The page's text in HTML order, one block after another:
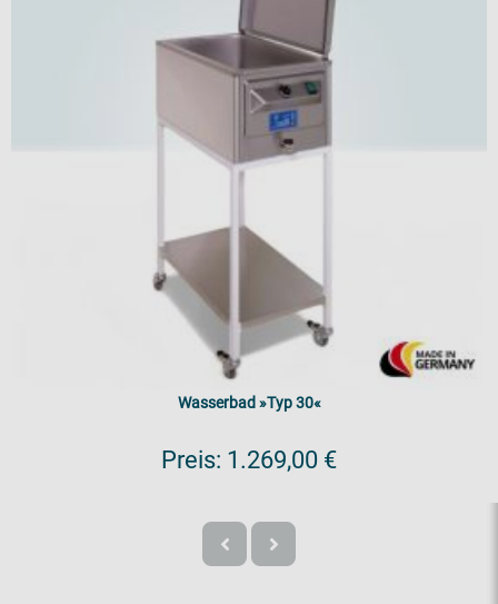
Wasserbad »Typ 30«
Preis: 1.269,00 €